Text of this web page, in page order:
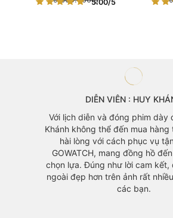
9.300.000 ₫.
hiện
5.00/5
DIỄN VIÊN : HUY
Với lịch diễn và đóng phim dày
Khánh không thể đến mua
hài lòng với cách phục vụ
GOWATCH, mang đồng hồ
chọn lựa. Đúng như lời cam kết,
ngoài đẹp hơn trên ảnh rất
các bạn.